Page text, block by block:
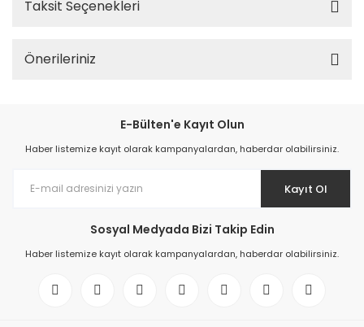
Taksit Seçenekleri
Önerileriniz
E-Bülten'e Kayıt Olun
Haber listemize kayıt olarak kampanyalardan, haberdar olabilirsiniz.
Kayıt Ol
Sosyal Medyada Bizi Takip Edin
Haber listemize kayıt olarak kampanyalardan, haberdar olabilirsiniz.